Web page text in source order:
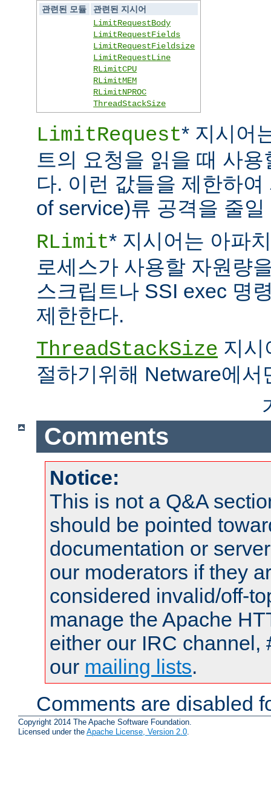
관련된 모듈
관련된 지시어
LimitRequestBody
LimitRequestFields
LimitRequestFieldsize
LimitRequestLine
RLimitCPU
RLimitMEM
RLimitNPROC
ThreadStackSize
LimitRequest* 지시어
트의 요청을 읽을 때 사
다. 이런 값들을 제한하
of service)류 공격을 줄일
RLimit* 지시어는 아파
로세스가 사용할 자원량
스크립트나 SSI exec 명
제한한다.
ThreadStackSize 지시
절하기위해 Netware에서
Comments
Notice:
This is not a Q&A
should be pointed
documentation or
our moderators if they
considered invalid/off-
manage the Apache
either our IRC channel,
our mailing lists.
Comments are disabled
Copyright 2014 The Apache Software Foundation.
Licensed under the Apache License, Version 2.0.